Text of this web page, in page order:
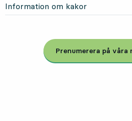
Information om kakor
Prenumerera på
,